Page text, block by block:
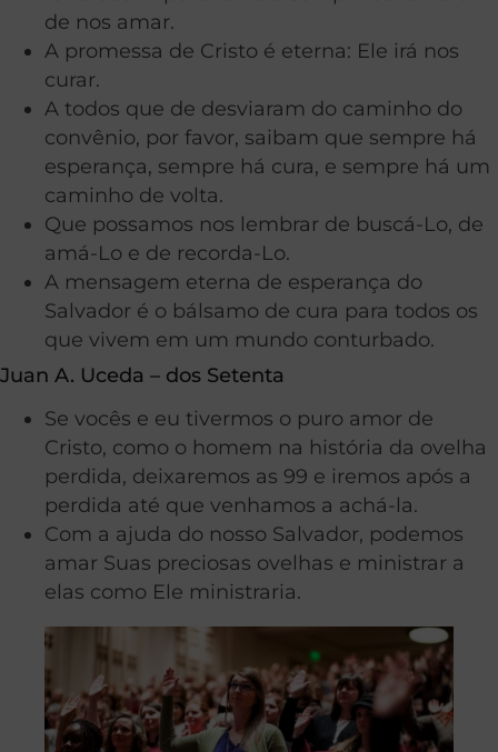
de nos amar.
A promessa de Cristo é eterna: Ele irá nos
curar.
A todos que de desviaram do caminho do
convênio, por favor, saibam que sempre há
esperança, sempre há cura, e sempre há um
caminho de volta.
Que possamos nos lembrar de buscá-Lo, de
amá-Lo e de recorda-Lo.
A mensagem eterna de esperança do
Salvador é o bálsamo de cura para todos os
que vivem em um mundo conturbado.
Juan A. Uceda – dos Setenta
Se vocês e eu tivermos o puro amor de
Cristo, como o homem na história da ovelha
perdida, deixaremos as 99 e iremos após a
perdida até que venhamos a achá-la.
Com a ajuda do nosso Salvador, podemos
amar Suas preciosas ovelhas e ministrar a
elas como Ele ministraria.